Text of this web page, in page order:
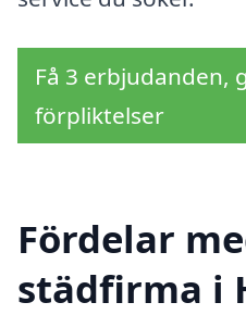
Få 3 erbjudanden,
förpliktelser
Fördelar
städfirma i